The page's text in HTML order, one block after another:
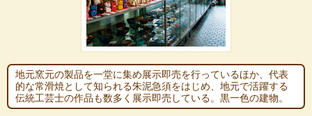
地元窯元の製品を一堂に集め展示即売を行っているほか、代表
的な常滑焼として知られる朱泥急須をはじめ、地元で活躍する
伝統工芸士の作品も数多く展示即売している。黒一色の建物。